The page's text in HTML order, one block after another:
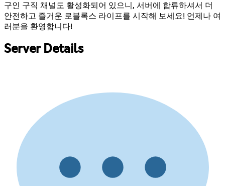
구인 구직 채널도 활성화되어 있으니, 서버에 합류하셔서 더
안전하고 즐거운 로블록스 라이프를 시작해 보세요! 언제나 여
러분을 환영합니다!
Server Details